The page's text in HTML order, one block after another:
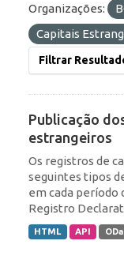
Organizações:
Capitais
Filtrar
Publicação
estrangeiros
Os registros de
seguintes tipos
em cada período
Registro
HTML API